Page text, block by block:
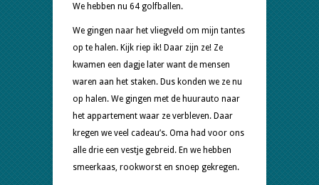
We hebben nu 64 golfballen.
We gingen naar het vliegveld om mijn tantes
op te halen. Kijk riep ik! Daar zijn ze! Ze
kwamen een dagje later want de mensen
waren aan het staken. Dus konden we ze nu
op halen. We gingen met de huurauto naar
het appartement waar ze verbleven. Daar
kregen we veel cadeau’s. Oma had voor ons
alle drie een vestje gebreid. En we hebben
smeerkaas, rookworst en snoep gekregen.